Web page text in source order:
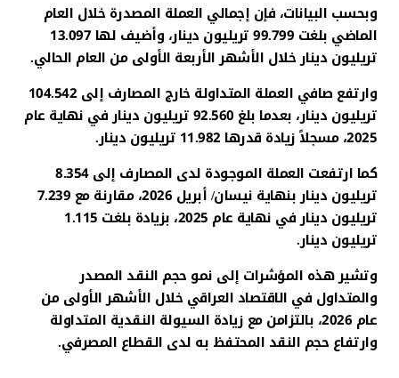
وبحسب البيانات، فإن إجمالي العملة المصدرة خلال العام
الماضي بلغت 99.799 تريليون دينار، وأضيف لها 13.097
تريليون دينار خلال الأشهر الأربعة الأولى من العام الحالي.
وارتفع صافي العملة المتداولة خارج المصارف إلى 104.542
تريليون دينار، بعدما بلغ 92.560 تريليون دينار في نهاية عام
2025، مسجلاً زيادة قدرها 11.982 تريليون دينار.
كما ارتفعت العملة الموجودة لدى المصارف إلى 8.354
تريليون دينار بنهاية نيسان/ أبريل 2026، مقارنة مع 7.239
تريليون دينار في نهاية عام 2025، بزيادة بلغت 1.115
تريليون دينار.
وتشير هذه المؤشرات إلى نمو حجم النقد المصدر
والمتداول في الاقتصاد العراقي خلال الأشهر الأولى من
عام 2026، بالتزامن مع زيادة السيولة النقدية المتداولة
وارتفاع حجم النقد المحتفظ به لدى القطاع المصرفي.